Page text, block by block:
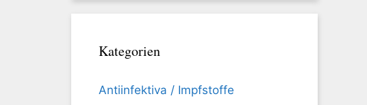
Kategorien
Antiinfektiva / Impfstoffe